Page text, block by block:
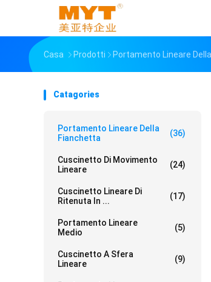
Casa Prodotti Portamento Lineare
Catagories
Portamento Lineare Della
Fianchetta
(36)
Cuscinetto Di Movimento
Lineare
(24)
Cuscinetto Lineare Di
Ritenuta In ...
(17)
Portamento Lineare
Medio
(5)
Cuscinetto A Sfera
Lineare
(9)